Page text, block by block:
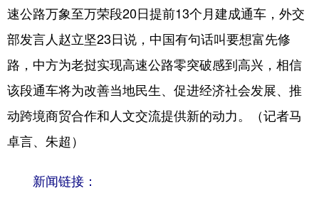
文化 书画 健康 军事
法律 中央文件 金融 汽车
食品 人居 信息化 数字经济
学术中国
速公路万象至万荣段20日提前13个月建成通车，外交
部发言人赵立坚23日说，中国有句话叫要想富先修
路，中方为老挝实现高速公路零突破感到高兴，相信
该段通车将为改善当地民生、促进经济社会发展、推
动跨境商贸合作和人文交流提供新的动力。（记者马
卓言、朱超）
新闻链接：